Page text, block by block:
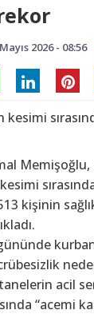
2026 - 08:56
kesimi
Memişoğlu,
kişinin
acil
“acemi